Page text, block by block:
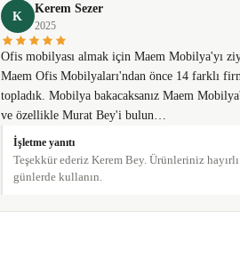
K
Kerem Sezer
2025
Ofis mobilyası almak için Maem Mobilya'yı
Maem Ofis Mobilyaları'ndan önce 14 farklı
topladık. Mobilya bakacaksanız Maem
ve özellikle Murat Bey'i bulun…
İşletme yanıtı
Teşekkür ederiz Kerem Bey. Ürünleriniz
günlerde kullanın.